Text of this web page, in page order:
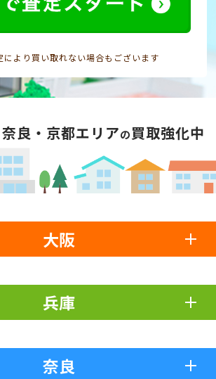
より買い取れない場合もございます
良・京都エリアの買取強化中
大阪
兵庫
奈良